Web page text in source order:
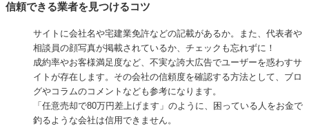
信頼できる業者を見つけるコツ
サイトに会社名や宅建業免許などの記載があるか。また、代表者や
相談員の顔写真が掲載されているか、チェックも忘れずに！
成約率やお客様満足度など、不実な誇大広告でユーザーを惑わすサ
イトが存在します。その会社の信頼度を確認する方法として、ブロ
グやコラムのコメントなども参考になります。
「任意売却で80万円差上げます」のように、困っている人をお金で
釣るような会社は信用できません。